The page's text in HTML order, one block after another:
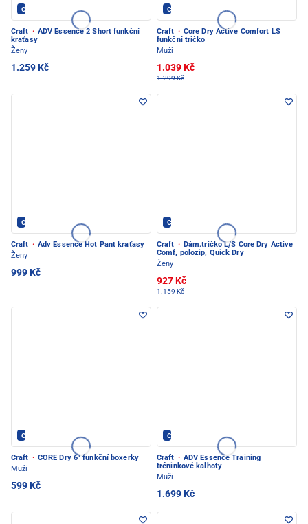
CRAFT - PEC POD SNĚŽKOU
Craft · ADV Essence 2 Short funkční
kraťasy
Ženy
1.259 Kč
CRAFT - PEC POD SNĚŽKOU
Craft · Core Dry Active Comfort LS
funkční tričko
Muži
1.039 Kč
1.299 Kč
CRAFT - PEC POD SNĚŽKOU
Craft · Adv Essence Hot Pant kraťasy
Ženy
999 Kč
CRAFT - PEC POD SNĚŽKOU
Craft · Dám.tričko L/S Core Dry Active
Comf, polozip, Quick Dry
Ženy
927 Kč
1.159 Kč
CRAFT - PEC POD SNĚŽKOU
Craft · CORE Dry 6" funkční boxerky
Muži
599 Kč
CRAFT - PEC POD SNĚŽKOU
Craft · ADV Essence Training
tréninkové kalhoty
Muži
1.699 Kč